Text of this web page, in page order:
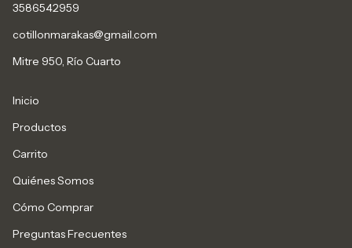
3586542959
cotillonmarakas@gmail.com
Mitre 950, Río Cuarto
Inicio
Productos
Carrito
Quiénes Somos
Cómo Comprar
Preguntas Frecuentes